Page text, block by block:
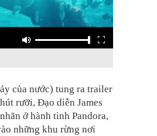
của nước) tung ra trailer
rưỡi, Đạo diễn James
ở hành tinh Pandora,
những khu rừng nơi